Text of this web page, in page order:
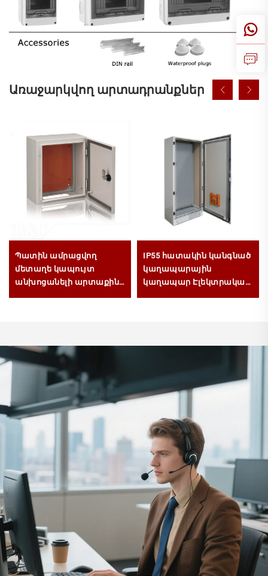
Առաջարկվող արտադրանքներ
Պատին ամրացվող
մետաղե կապույտ
անխոցանելի արտաքին
IP55 հատակին կանգնած
կաղապարային
կաղապար Էլեկտրական